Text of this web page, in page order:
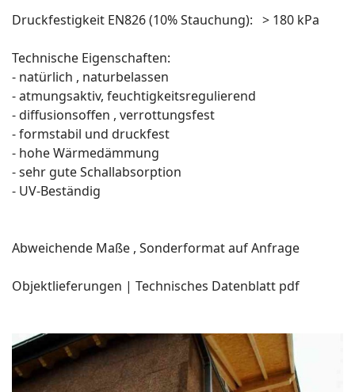
Druckfestigkeit EN826 (10% Stauchung): > 180 kPa
Technische Eigenschaften:
- natürlich , naturbelassen
- atmungsaktiv, feuchtigkeitsregulierend
- diffusionsoffen , verrottungsfest
- formstabil und druckfest
- hohe Wärmedämmung
- sehr gute Schallabsorption
- UV-Beständig
Abweichende Maße , Sonderformat auf Anfrage
Objektlieferungen | Technisches Datenblatt pdf